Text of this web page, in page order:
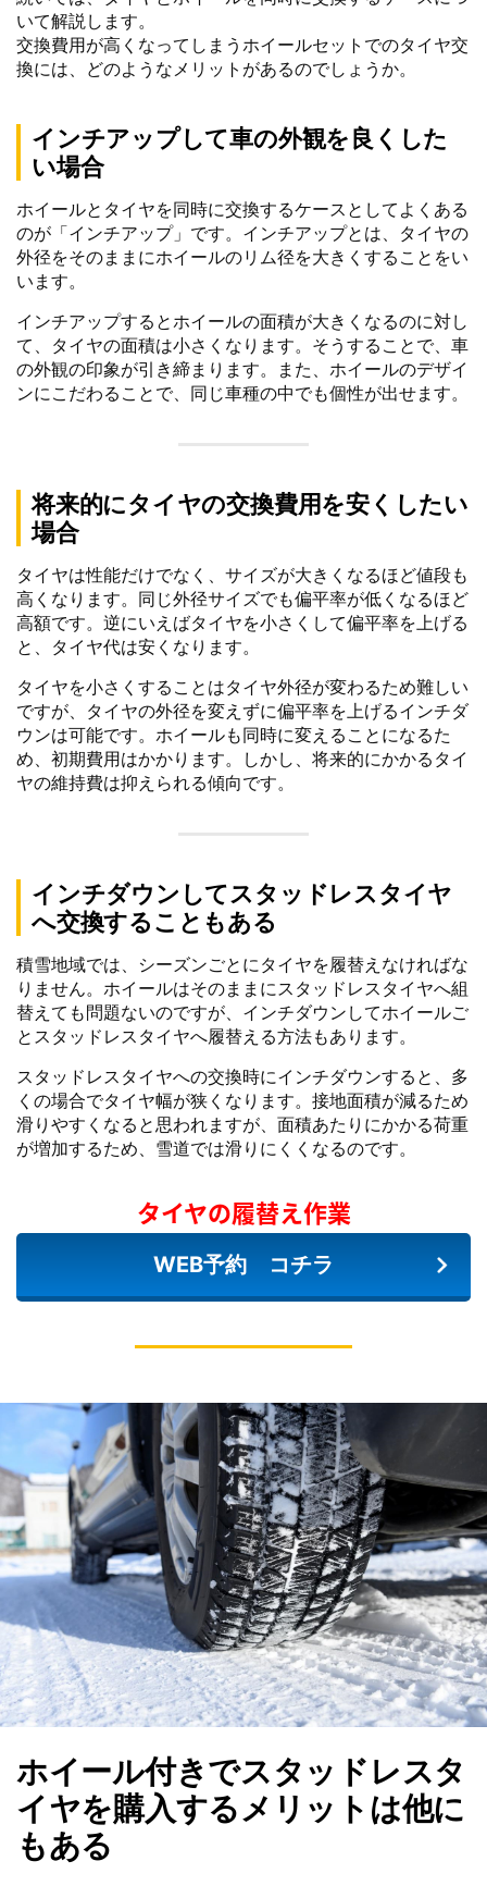
いて解説します。
交換費用が高くなってしまうホイールセットでのタイヤ交
換には、どのようなメリットがあるのでしょうか。
インチアップして車の外観を良くした
い場合
ホイールとタイヤを同時に交換するケースとしてよくある
のが「インチアップ」です。インチアップとは、タイヤの
外径をそのままにホイールのリム径を大きくすることをい
います。
インチアップするとホイールの面積が大きくなるのに対し
て、タイヤの面積は小さくなります。そうすることで、車
の外観の印象が引き締まります。また、ホイールのデザイ
ンにこだわることで、同じ車種の中でも個性が出せます。
将来的にタイヤの交換費用を安くしたい
場合
タイヤは性能だけでなく、サイズが大きくなるほど値段も
高くなります。同じ外径サイズでも偏平率が低くなるほど
高額です。逆にいえばタイヤを小さくして偏平率を上げる
と、タイヤ代は安くなります。
タイヤを小さくすることはタイヤ外径が変わるため難しい
ですが、タイヤの外径を変えずに偏平率を上げるインチダ
ウンは可能です。ホイールも同時に変えることになるた
め、初期費用はかかります。しかし、将来的にかかるタイ
ヤの維持費は抑えられる傾向です。
インチダウンしてスタッドレスタイヤ
へ交換することもある
積雪地域では、シーズンごとにタイヤを履替えなければな
りません。ホイールはそのままにスタッドレスタイヤへ組
替えても問題ないのですが、インチダウンしてホイールご
とスタッドレスタイヤへ履替える方法もあります。
スタッドレスタイヤへの交換時にインチダウンすると、多
くの場合でタイヤ幅が狭くなります。接地面積が減るため
滑りやすくなると思われますが、面積あたりにかかる荷重
が増加するため、雪道では滑りにくくなるのです。
タイヤの履替え作業
WEB予約 コチラ
ホイール付きでスタッドレスタ
イヤを購入するメリットは他に
もある